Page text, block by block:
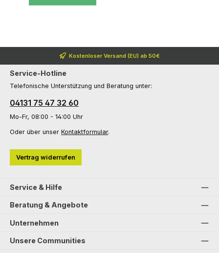
Kostenloser Versand (EU) ab 50€
Service-Hotline
Telefonische Unterstützung und Beratung unter:
04131 75 47 32 60
Mo-Fr, 08:00 - 14:00 Uhr
Oder über unser Kontaktformular.
Vertrag widerrufen
Service & Hilfe
Beratung & Angebote
Unternehmen
Unsere Communities